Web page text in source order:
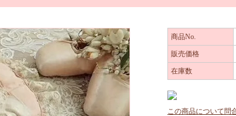
商品No.
販売価格
在庫数
この商品について問